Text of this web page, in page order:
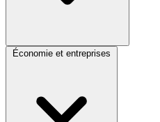
Économie et entreprises